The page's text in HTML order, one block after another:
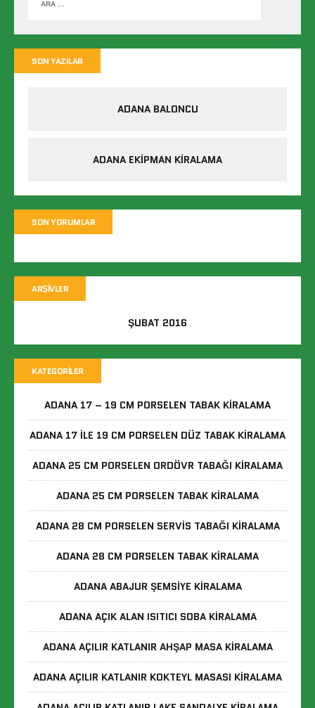
SON YAZILAR
ADANA BALONCU
ADANA EKIPMAN KIRALAMA
SON YORUMLAR
ARŞIVLER
ŞUBAT 2016
KATEGORILER
ADANA 17 – 19 CM PORSELEN TABAK KIRALAMA
ADANA 17 ILE 19 CM PORSELEN DÜZ TABAK KIRALAMA
ADANA 25 CM PORSELEN ORDÖVR TABAĞI KIRALAMA
ADANA 25 CM PORSELEN TABAK KIRALAMA
ADANA 28 CM PORSELEN SERVIS TABAĞI KIRALAMA
ADANA 28 CM PORSELEN TABAK KIRALAMA
ADANA ABAJUR ŞEMSIYE KIRALAMA
ADANA AÇIK ALAN ISITICI SOBA KIRALAMA
ADANA AÇILIR KATLANIR AHŞAP MASA KIRALAMA
ADANA AÇILIR KATLANIR KOKTEYL MASASI KIRALAMA